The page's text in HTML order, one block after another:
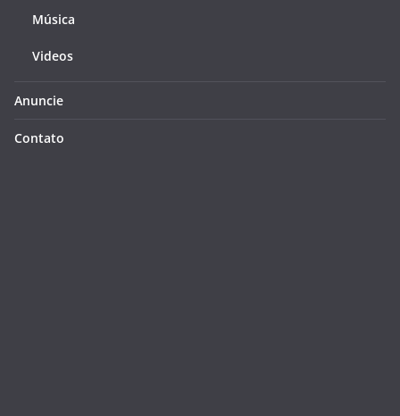
Música
Videos
Anuncie
Contato